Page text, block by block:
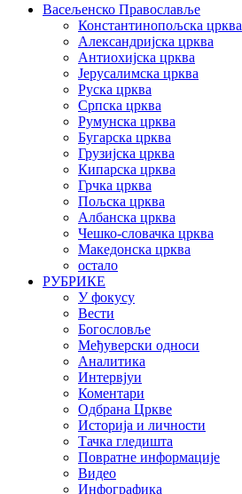
Васељенско Православље
Константинопољска црква
Александријска црква
Антиохијска црква
Јерусалимска црква
Руска црква
Српска црква
Румунска црква
Бугарска црква
Грузијска црква
Кипарска црква
Грчка црква
Пољска црква
Албанска црква
Чешко-словачка црква
Македонска црква
остало
РУБРИКЕ
У фокусу
Вести
Богословље
Међуверски односи
Аналитика
Интервјуи
Коментари
Одбрана Цркве
Историја и личности
Тачка гледишта
Повратне информације
Видео
Инфографика